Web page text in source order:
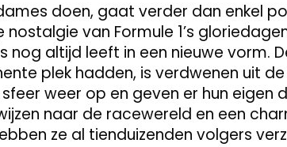
doen, gaat verder dan enkel
nostalgie van Formule 1’s
nog altijd leeft in een nieuwe vorm.
plek hadden, is verdwenen uit
weer op en geven er hun eigen
naar de racewereld en een
ze al tienduizenden volgers